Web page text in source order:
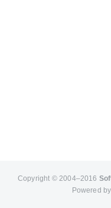
Copyright © 2004–2016
Powered